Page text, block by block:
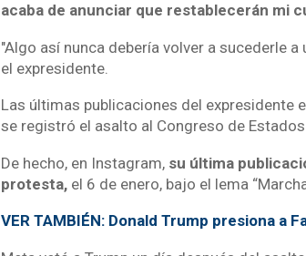
acaba de anunciar que restablecerán mi
"Algo así nunca debería volver a sucederle
el expresidente.
Las últimas publicaciones del expresidente
se registró el asalto al Congreso de
De hecho, en Instagram, su última
protesta,el 6 de enero, bajo el lema
VER TAMBIÉN: Donald Trump presiona a